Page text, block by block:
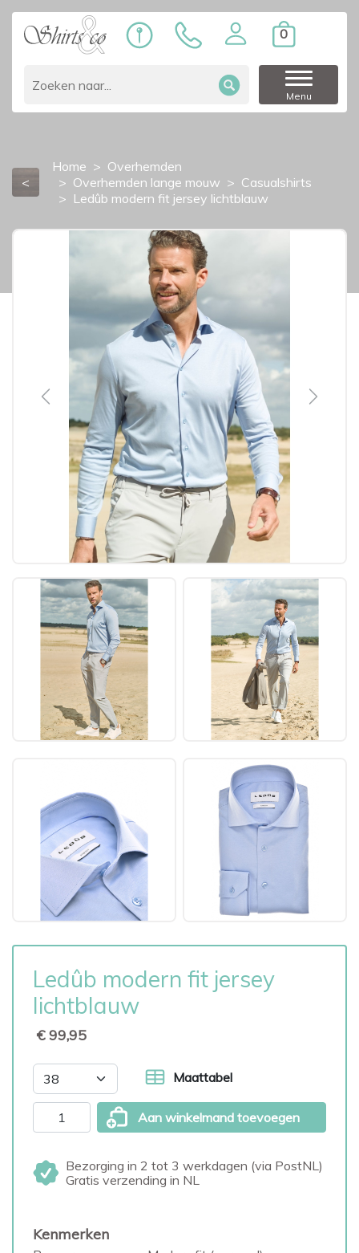
0
Menu
<
Home
Overhemden
Overhemden lange mouw
Casualshirts
Ledûb modern fit jersey lichtblauw
Previous Next
Ledûb modern fit jersey
lichtblauw
€ 99,95
Maattabel
Aan winkelmand toevoegen
Bezorging in 2 tot 3 werkdagen (via PostNL)
Gratis verzending in NL
Kenmerken